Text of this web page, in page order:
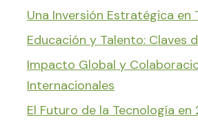
Una Inversión Estratégica en
Educación y Talento: Claves
Impacto Global y
Internacionales
El Futuro de la Tecnología en